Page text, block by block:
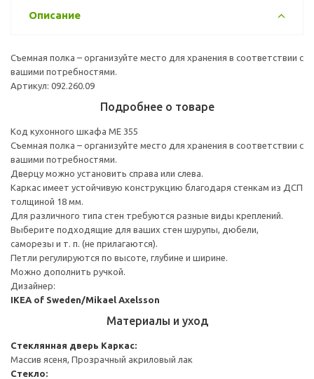
Описание
Съемная полка – организуйте место для хранения в соответствии с
вашими потребностями.
Артикул: 092.260.09
Подробнее о товаре
Код кухонного шкафа ME 355
Съемная полка – организуйте место для хранения в соответствии с
вашими потребностями.
Дверцу можно установить справа или слева.
Каркас имеет устойчивую конструкцию благодаря стенкам из ДСП
толщиной 18 мм.
Для различного типа стен требуются разные виды креплений.
Выберите подходящие для ваших стен шурупы, дюбели,
саморезы и т. п. (не прилагаются).
Петли регулируются по высоте, глубине и ширине.
Можно дополнить ручкой.
Дизайнер:
IKEA of Sweden/Mikael Axelsson
Материалы и уход
Стеклянная дверь Каркас:
Массив ясеня, Прозрачный акриловый лак
Стекло: